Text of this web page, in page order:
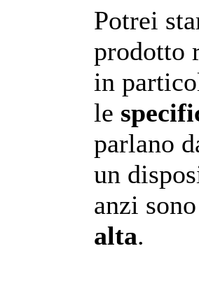
Potrei
prodotto
in
le
parlano
un
anzi
alta.